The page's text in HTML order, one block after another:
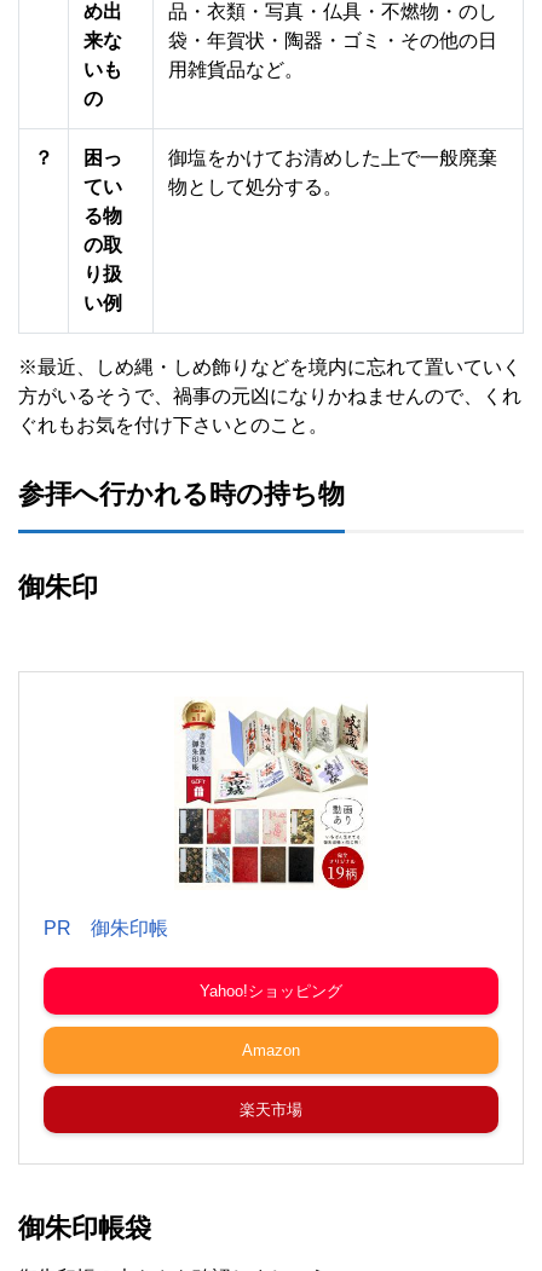
め出
来な
いも
の
品・衣類・写真・仏具・不燃物・のし
袋・年賀状・陶器・ゴミ・その他の日
用雑貨品など。
？
困っ
てい
る物
の取
り扱
い例
御塩をかけてお清めした上で一般廃棄
物として処分する。
※最近、 しめ縄・しめ飾り などを境内に忘れて置いていく
方がいるそうで、 禍事の元凶になりかねませんので、くれ
ぐれもお気を付け下さいとのこと。
参拝へ行かれる時の持ち物
御朱印
PR 御朱印帳
Yahoo!ショッピング
Amazon
楽天市場
御朱印帳袋